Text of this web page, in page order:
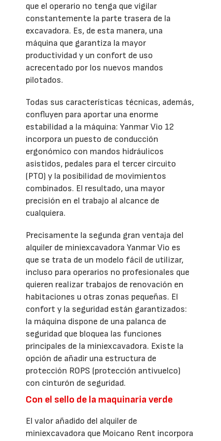
que el operario no tenga que vigilar
constantemente la parte trasera de la
excavadora. Es, de esta manera, una
máquina que garantiza la mayor
productividad y un confort de uso
acrecentado por los nuevos mandos
pilotados.
Todas sus características técnicas, además,
confluyen para aportar una enorme
estabilidad a la máquina: Yanmar Vio 12
incorpora un puesto de conducción
ergonómico con mandos hidráulicos
asistidos, pedales para el tercer circuito
(PTO) y la posibilidad de movimientos
combinados. El resultado, una mayor
precisión en el trabajo al alcance de
cualquiera.
Precisamente la segunda gran ventaja del
alquiler de miniexcavadora Yanmar Vio es
que se trata de un modelo fácil de utilizar,
incluso para operarios no profesionales que
quieren realizar trabajos de renovación en
habitaciones u otras zonas pequeñas. El
confort y la seguridad están garantizados:
la máquina dispone de una palanca de
seguridad que bloquea las funciones
principales de la miniexcavadora. Existe la
opción de añadir una estructura de
protección ROPS (protección antivuelco)
con cinturón de seguridad.
Con el sello de la maquinaria verde
El valor añadido del alquiler de
miniexcavadora que Moicano Rent incorpora